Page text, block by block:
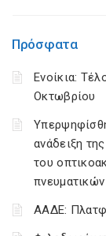
Πρόσφατα
Ενοίκια:
Οκτωβρίου
ανάδειξη
του
ΑΑΔΕ: